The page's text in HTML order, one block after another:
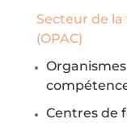
Secteur de
(OPAC)
Centres de